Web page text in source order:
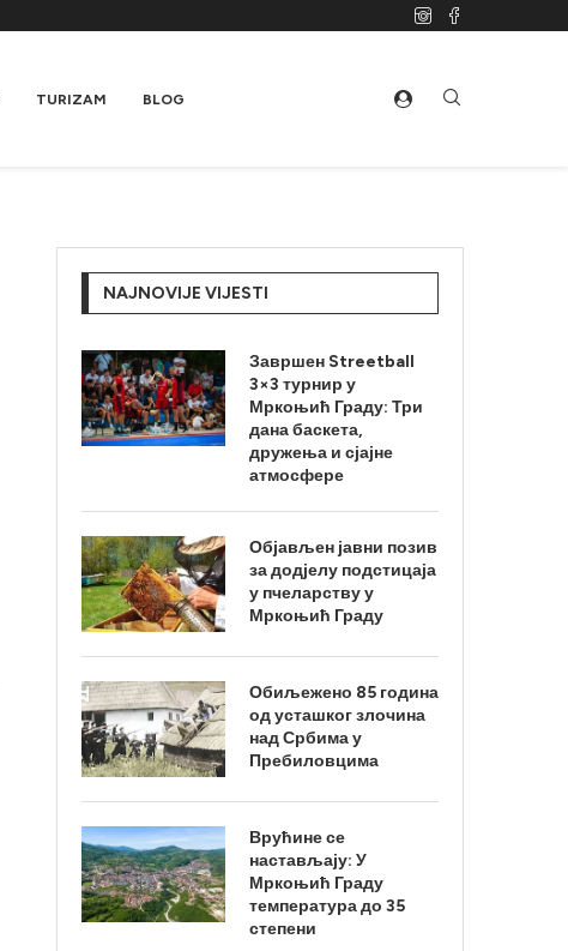
TURIZAM BLOG
NAJNOVIJE VIJESTI
Завршен Streetball
3×3 турнир у
Мркоњић Граду: Три
дана баскета,
дружења и сјајне
атмосфере
Објављен јавни позив
за додјелу подстицаја
у пчеларству у
Мркоњић Граду
Обиљежено 85 година
од усташког злочина
над Србима у
Пребиловцима
Врућине се
настављају: У
Мркоњић Граду
температура до 35
степени